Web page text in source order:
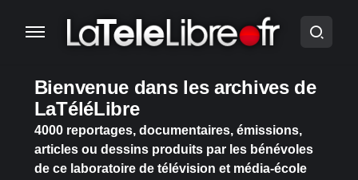
Bienvenue dans les archives de
LaTéléLibre
4000 reportages, documentaires, émissions,
articles ou dessins produits par les bénévoles
de ce laboratoire de télévision et média-école